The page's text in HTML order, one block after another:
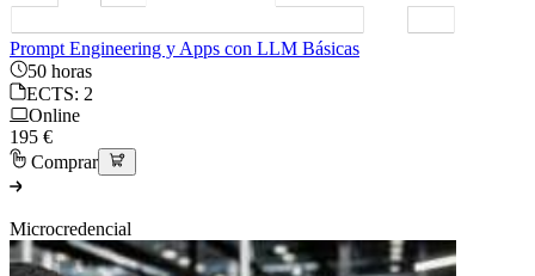
Prompt Engineering y Apps con LLM Básicas
50 horas
ECTS: 2
Online
195 €
Comprar
Microcredencial